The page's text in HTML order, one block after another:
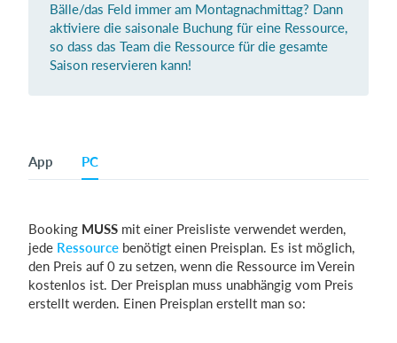
Bälle/das Feld immer am Montagnachmittag? Dann
aktiviere die saisonale Buchung für eine Ressource,
so dass das Team die Ressource für die gesamte
Saison reservieren kann!
App PC
Booking MUSS mit einer Preisliste verwendet werden,
jede Ressource benötigt einen Preisplan. Es ist möglich,
den Preis auf 0 zu setzen, wenn die Ressource im Verein
kostenlos ist. Der Preisplan muss unabhängig vom Preis
erstellt werden. Einen Preisplan erstellt man so: